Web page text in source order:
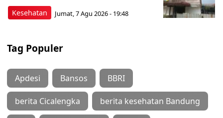
Kesehatan Jumat, 7 Agu 2026 - 19:48
Tag Populer
Apdesi Bansos BBRI
berita Cicalengka berita kesehatan Bandung